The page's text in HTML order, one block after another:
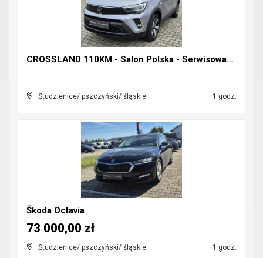
CROSSLAND 110KM - Salon Polska - Serwisowany w ASO...
Studzienice/ pszczyński/ śląskie 1 godz.
Škoda Octavia
Studzienice/ pszczyński/ śląskie 1 godz.
73 000,00 zł